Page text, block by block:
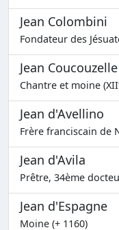
Jean Colombini
Fondateur des
Jean Coucouzelle
Chantre et moine (XII
Jean d'Avellino
Frère franciscain de
Jean d'Avila
Prêtre, 34ème
Jean d'Espagne
Moine (+ 1160)